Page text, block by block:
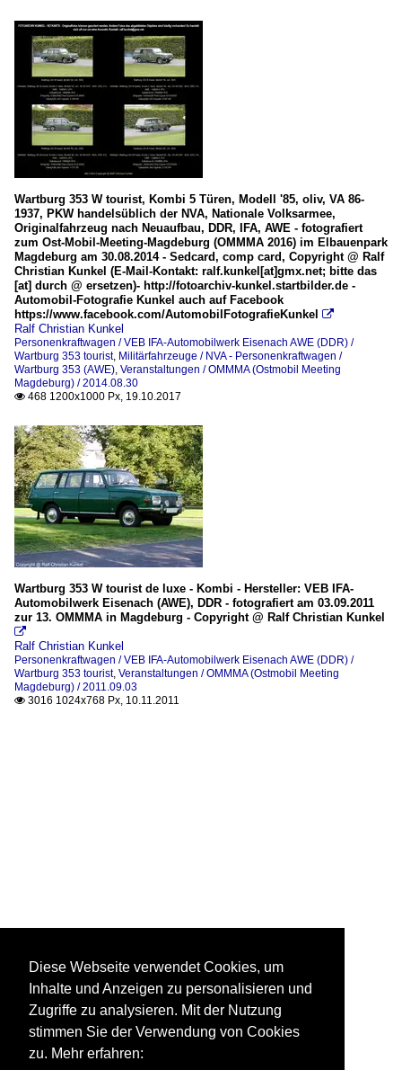
Wartburg 353 W tourist, Kombi 5 Türen, Modell '85, oliv, VA 86-
1937, PKW handelsüblich der NVA, Nationale Volksarmee,
Originalfahrzeug nach Neuaufbau, DDR, IFA, AWE - fotografiert
zum Ost-Mobil-Meeting-Magdeburg (OMMMA 2016) im Elbauenpark
Magdeburg am 30.08.2014 - Sedcard, comp card, Copyright @ Ralf
Christian Kunkel (E-Mail-Kontakt: ralf.kunkel[at]gmx.net; bitte das
[at] durch @ ersetzen)- http://fotoarchiv-kunkel.startbilder.de -
Automobil-Fotografie Kunkel auch auf Facebook
https://www.facebook.com/AutomobilFotografieKunkel

Ralf Christian Kunkel
Personenkraftwagen / VEB IFA-Automobilwerk Eisenach AWE (DDR) /
Wartburg 353 tourist, Militärfahrzeuge / NVA - Personenkraftwagen /
Wartburg 353 (AWE), Veranstaltungen / OMMMA (Ostmobil Meeting
Magdeburg) / 2014.08.30
 468 1200x1000 Px, 19.10.2017
Wartburg 353 W tourist de luxe - Kombi - Hersteller: VEB IFA-
Automobilwerk Eisenach (AWE), DDR - fotografiert am 03.09.2011
zur 13. OMMMA in Magdeburg - Copyright @ Ralf Christian Kunkel

Ralf Christian Kunkel
Personenkraftwagen / VEB IFA-Automobilwerk Eisenach AWE (DDR) /
Wartburg 353 tourist, Veranstaltungen / OMMMA (Ostmobil Meeting
Magdeburg) / 2011.09.03
 3016 1024x768 Px, 10.11.2011
Diese Webseite verwendet Cookies, um
Inhalte und Anzeigen zu personalisieren und
Zugriffe zu analysieren. Mit der Nutzung
stimmen Sie der Verwendung von Cookies
zu. Mehr erfahren: